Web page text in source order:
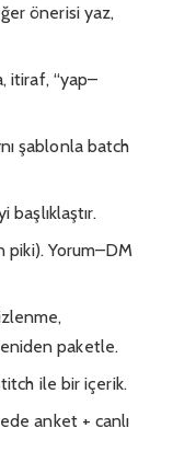
önerisi yaz,
itiraf, “yap–
şablonla batch
başlıklaştır.
piki). Yorum–DM
paketle.
ile bir içerik.
anket + canlı